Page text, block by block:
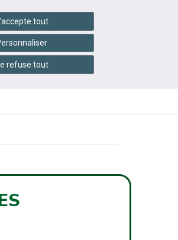
en ligne
ÉVÉNEMENTS
tout
refuse tout